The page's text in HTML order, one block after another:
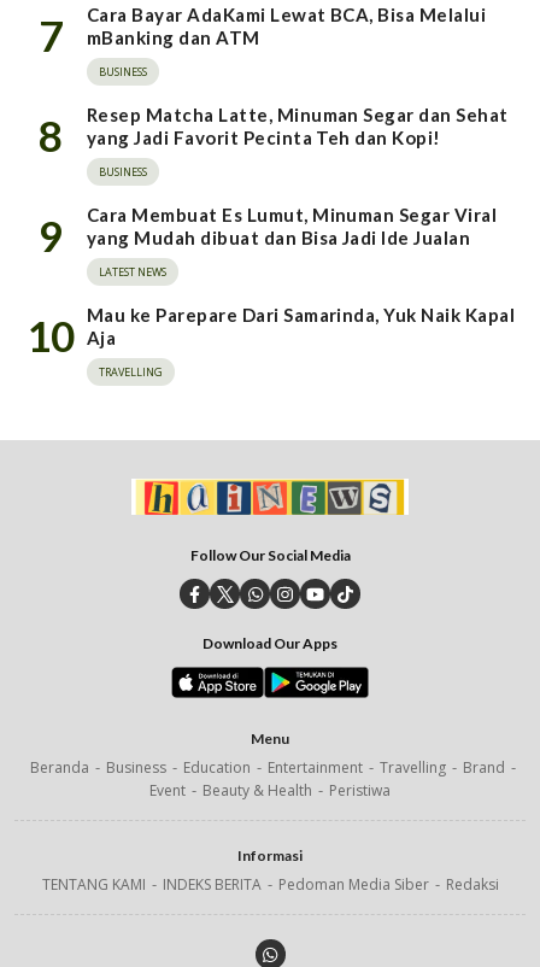
7
Cara Bayar AdaKami Lewat BCA, Bisa Melalui
mBanking dan ATM
BUSINESS
8
Resep Matcha Latte, Minuman Segar dan Sehat
yang Jadi Favorit Pecinta Teh dan Kopi!
BUSINESS
9
Cara Membuat Es Lumut, Minuman Segar Viral
yang Mudah dibuat dan Bisa Jadi Ide Jualan
LATEST NEWS
10
Mau ke Parepare Dari Samarinda, Yuk Naik Kapal
Aja
TRAVELLING
Follow Our Social Media
Download Our Apps
Menu
Beranda Business Education Entertainment Travelling
Brand
Event
Beauty & Health Peristiwa
Informasi
TENTANG KAMI INDEKS BERITA Pedoman Media Siber Redaksi